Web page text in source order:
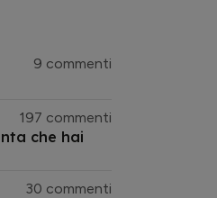
9 commenti
197 commenti
che hai
30 commenti